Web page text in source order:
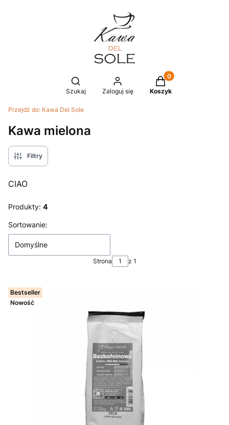
Otwórz wyszukiwarkę
Szukaj Zaloguj się
Produkty w
Koszyk
Przejdź do: Kawa Del Sole
Kawa mielona
Filtry
CIAO
Produkty: 4
Lista produktów
Sortowanie:
Domyślne
Strona z 1
Bestseller
Nowość